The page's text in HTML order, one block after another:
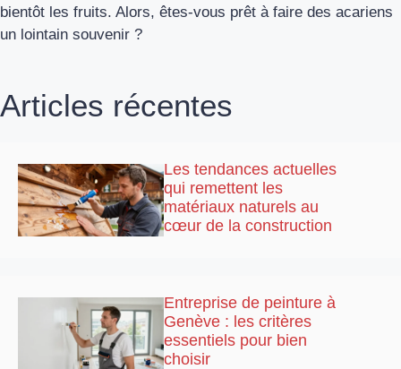
bientôt les fruits. Alors, êtes-vous prêt à faire des acariens
un lointain souvenir ?
Articles récentes
Les tendances actuelles
qui remettent les
matériaux naturels au
cœur de la construction
Entreprise de peinture à
Genève : les critères
essentiels pour bien
choisir